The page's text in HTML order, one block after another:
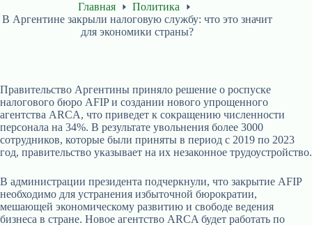
Главная
Политика
В Аргентине закрыли налоговую службу: что это значит
для экономики страны?
Правительство Аргентины приняло решение о роспуске
налогового бюро AFIP и создании нового упрощенного
агентства ARCA, что приведет к сокращению численности
персонала на 34%. В результате увольнения более 3000
сотрудников, которые были приняты в период с 2019 по 2023
год, правительство указывает на их незаконное трудоустройство.
В администрации президента подчеркнули, что закрытие AFIP
необходимо для устранения избыточной бюрократии,
мешающей экономическому развитию и свободе ведения
бизнеса в стране. Новое агентство ARCA будет работать по